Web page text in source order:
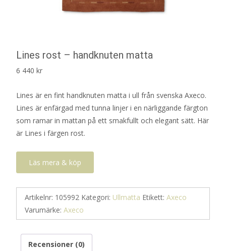
Lines rost – handknuten matta
6 440 kr
Lines är en fint handknuten matta i ull från svenska Axeco.
Lines är enfärgad med tunna linjer i en närliggande färgton
som ramar in mattan på ett smakfullt och elegant sätt. Här
är Lines i färgen rost.
Läs mera & köp
Artikelnr: 105992 Kategori: Ullmatta Etikett: Axeco
Varumärke: Axeco
Recensioner (0)